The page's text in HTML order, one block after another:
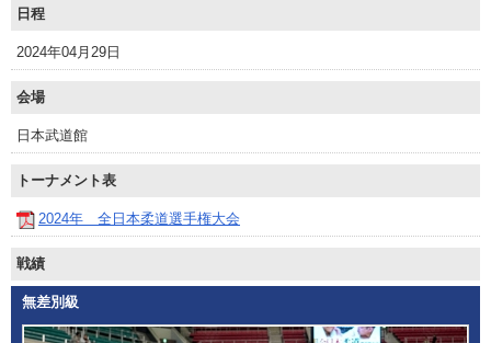
日程
2024年04月29日
会場
日本武道館
トーナメント表
2024年 全日本柔道選手権大会
戦績
無差別級